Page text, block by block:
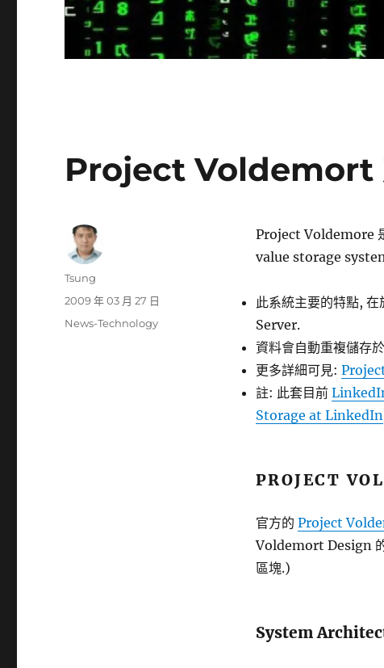
Project Voldemort
Project Voldemore
value storage
此系統主要的特點,
Server.
資料會自動重複儲存
更多詳細可見:
註: 此套目前
Storage at LinkedIn
PROJECT
官方的 Project
Voldemort Design
區塊.)
System
作
Tsung
發
2009 年 03 月 27 日
分
News-Technology